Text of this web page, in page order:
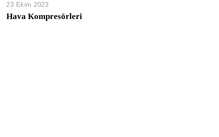
23 Ekim 2023
Hava Kompresörleri